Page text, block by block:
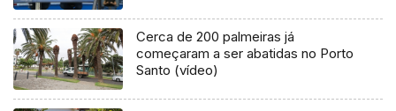
Cerca de 200 palmeiras já
começaram a ser abatidas no Porto
Santo (vídeo)